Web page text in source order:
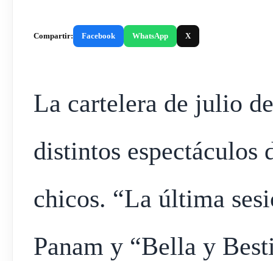
Compartir: Facebook WhatsApp X
La cartelera de julio
distintos espectáculos
chicos. “La última
Panam y “Bella y